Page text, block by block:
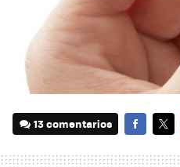
13 comentarios